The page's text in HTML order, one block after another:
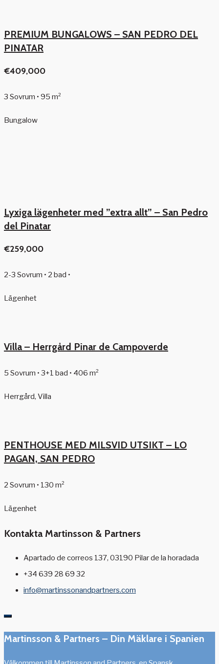
PREMIUM BUNGALOWS – SAN PEDRO DEL
PINATAR
€409,000
3 Sovrum • 95 m²
Bungalow
Lyxiga lägenheter med ”extra allt” – San Pedro
del Pinatar
€259,000
2-3 Sovrum • 2 bad •
Lägenhet
Villa – Herrgård Pinar de Campoverde
5 Sovrum • 3+1 bad • 406 m²
Herrgård, Villa
PENTHOUSE MED MILSVID UTSIKT – LO
PAGAN, SAN PEDRO
2 Sovrum • 130 m²
Lägenhet
Kontakta Martinsson & Partners
Apartado de correos 137, 03190 Pilar de la horadada
+34 639 28 69 32
info@martinssonandpartners.com
Martinsson & Partners – Din Mäklare i Spanien